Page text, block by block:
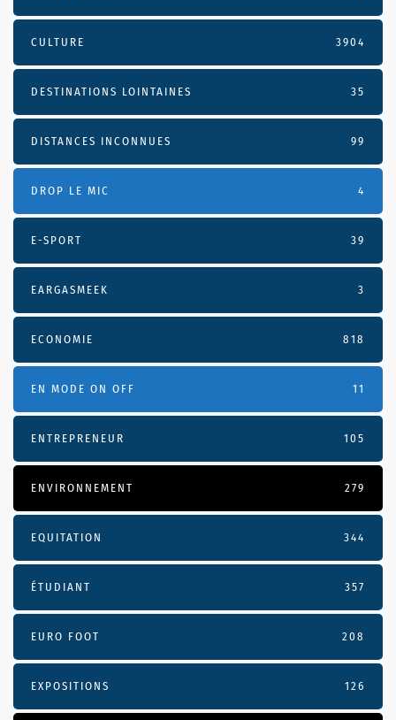
CULTURE 3904
DESTINATIONS LOINTAINES 35
DISTANCES INCONNUES 99
DROP LE MIC 4
E-SPORT 39
EARGASMEEK 3
ECONOMIE 818
EN MODE ON OFF 11
ENTREPRENEUR 105
ENVIRONNEMENT 279
EQUITATION 344
ÉTUDIANT 357
EURO FOOT 208
EXPOSITIONS 126